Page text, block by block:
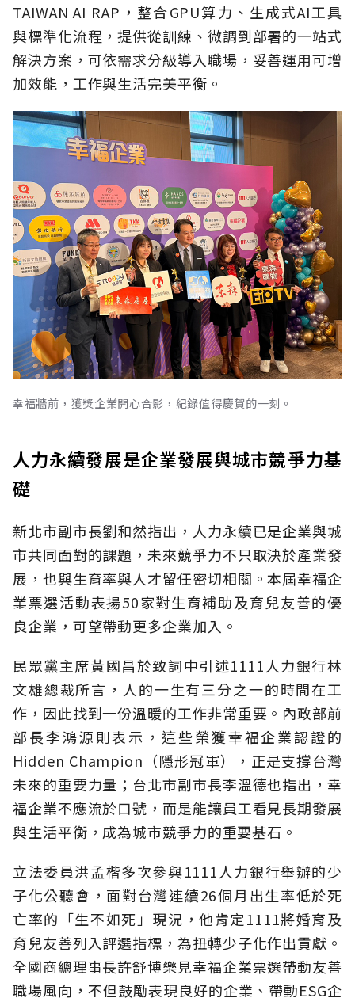
TAIWAN AI RAP，整合GPU算力、生成式AI工具
與標準化流程，提供從訓練、微調到部署的一站式
解決方案，可依需求分級導入職場，妥善運用可增
加效能，工作與生活完美平衡。
幸福牆前，獲獎企業開心合影，紀錄值得慶賀的一刻。
人力永續發展是企業發展與城市競爭力基
礎
新北市副市長劉和然指出，人力永續已是企業與城
市共同面對的課題，未來競爭力不只取決於產業發
展，也與生育率與人才留任密切相關。本屆幸福企
業票選活動表揚50家對生育補助及育兒友善的優
良企業，可望帶動更多企業加入。
民眾黨主席黃國昌於致詞中引述1111人力銀行林
文雄總裁所言，人的一生有三分之一的時間在工
作，因此找到一份溫暖的工作非常重要。內政部前
部長李鴻源則表示，這些榮獲幸福企業認證的
Hidden Champion（隱形冠軍），正是支撐台灣
未來的重要力量；台北市副市長李溫德也指出，幸
福企業不應流於口號，而是能讓員工看見長期發展
與生活平衡，成為城市競爭力的重要基石。
立法委員洪孟楷多次參與1111人力銀行舉辦的少
子化公聽會，面對台灣連續26個月出生率低於死
亡率的「生不如死」現況，他肯定1111將婚育及
育兒友善列入評選指標，為扭轉少子化作出貢獻。
全國商總理事長許舒博樂見幸福企業票選帶動友善
職場風向，不但鼓勵表現良好的企業、帶動ESG企